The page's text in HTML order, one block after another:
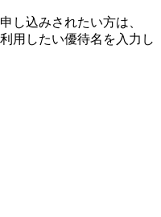
し込みされたい方は、
用したい優待名を入力し